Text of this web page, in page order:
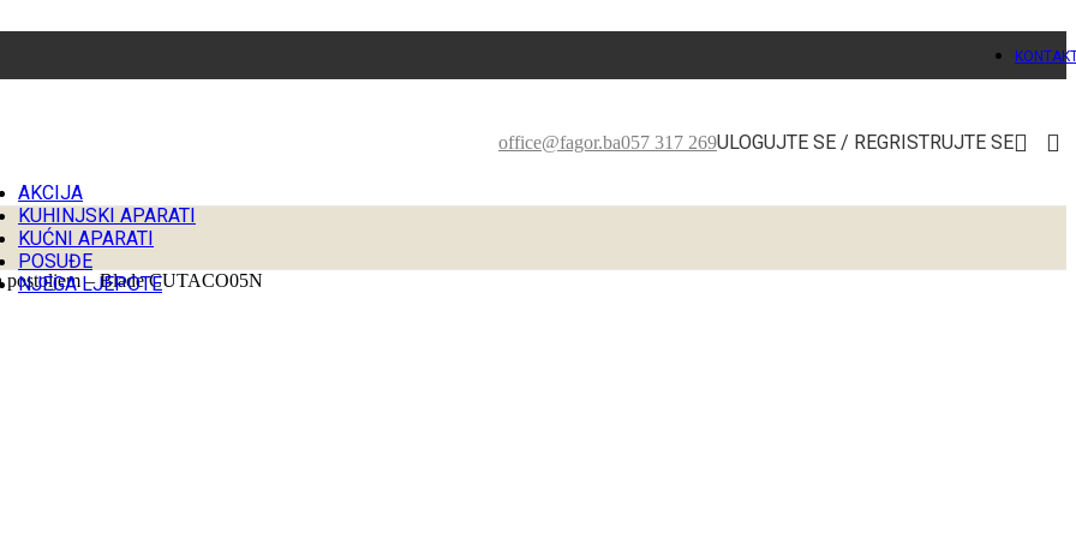
office@fagor.ba057 317 269ULOGUJTE SE / REGRISTRUJTE SE
AKCIJA
KUHINJSKI APARATI
KUĆNI APARATI
POSUĐE
NJEGA LJEPOTE
postoljem – Blade CUTACO05N